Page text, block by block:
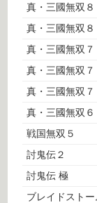
真・三國無双
真・三國無双８
真・三國無双
真・三國無双
真・三國無双
真・三國無双
戦国無双５
討鬼伝２
討鬼伝 極
ブレイドスト